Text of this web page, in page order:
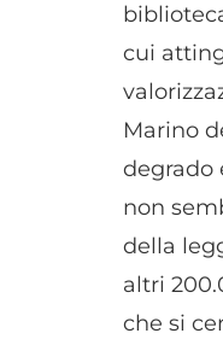
cui
Marino
degrado
non
della
altri
che si